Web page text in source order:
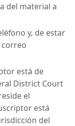
del material a
y, de estar
está de
District Court
el
está
del